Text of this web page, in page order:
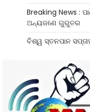
Breaking News :
ଅନ୍ୟଜଣେ ଗୁରୁତର
ବିଶ୍ୱ ସ୍ତନପାନ